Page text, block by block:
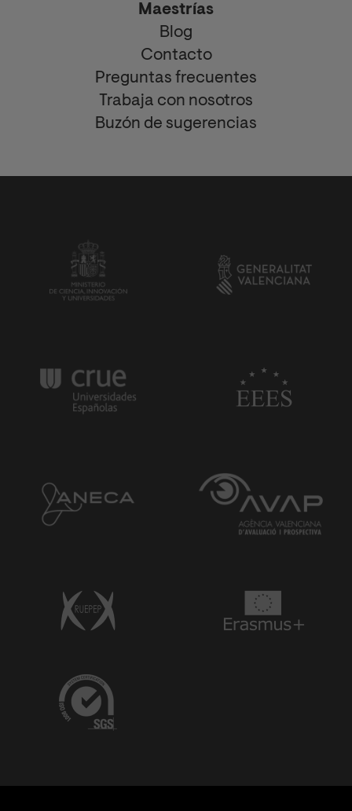
Maestrías
Blog
Contacto
Preguntas frecuentes
Trabaja con nosotros
Buzón de sugerencias